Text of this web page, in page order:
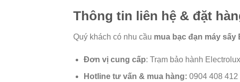
Thông tin liên hệ & đặt
Quý khách có nhu cầu mua bạc đạn máy sấy
Đơn vị cung cấp: Trạm bảo hành
Hotline tư vấn & mua hàng: 0904 408 412